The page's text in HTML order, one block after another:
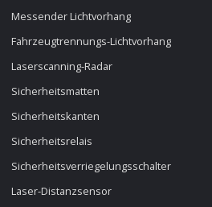
Messender Lichtvorhang
Fahrzeugtrennungs-Lichtvorhang
Laserscanning-Radar
Sicherheitsmatten
Sicherheitskanten
Sicherheitsrelais
Sicherheitsverriegelungsschalter
Laser-Distanzsensor